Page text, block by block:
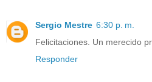
Sergio Mestre 6:30 p. m.
Felicitaciones. Un merecido
Responder